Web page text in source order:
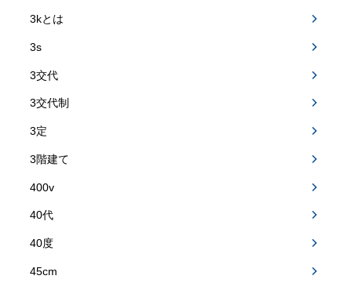
3kとは
3s
3交代
3交代制
3定
3階建て
400v
40代
40度
45cm